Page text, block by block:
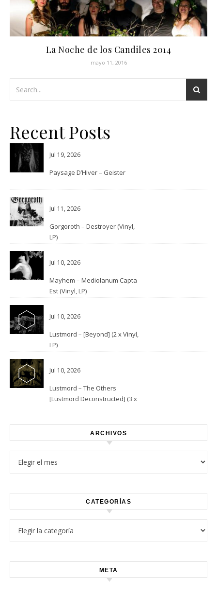
La Noche de los Candiles 2014
mayo 11, 2016
Recent Posts
Jul 19, 2026
Paysage D’Hiver – Geister
Jul 11, 2026
Gorgoroth – Destroyer (Vinyl,
LP)
Jul 10, 2026
Mayhem – Mediolanum Capta
Est (Vinyl, LP)
Jul 10, 2026
Lustmord – [Beyond] (2 x Vinyl,
LP)
Jul 10, 2026
Lustmord – The Others
[Lustmord Deconstructed] (3 x
ARCHIVOS
CATEGORÍAS
META